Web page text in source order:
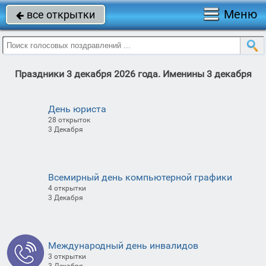
 все открытки Меню
Праздники 3 декабря 2026 года. Именины 3 декабря
День юриста
28 открыток
3 Декабря
Всемирный день компьютерной графики
4 открытки
3 Декабря
Международный день инвалидов
3 открытки